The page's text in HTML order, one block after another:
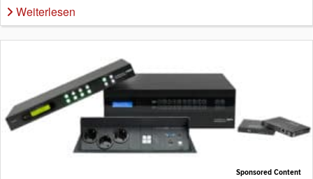
Weiterlesen
Sponsored Content